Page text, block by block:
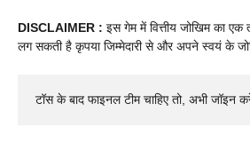
DISCLAIMER : इस गेम में वित्तीय जोखिम का
लग सकती है कृपया जिम्मेदारी से और अपने स्वयं के
टॉस के बाद फाइनल टीम चाहिए तो, अभी